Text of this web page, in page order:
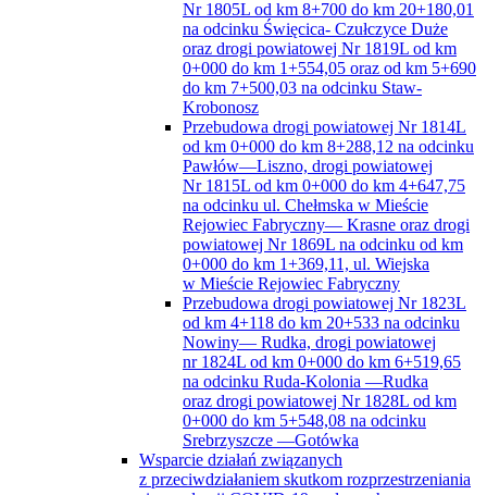
Nr 1805L od km 8+700 do km 20+180,01
na odcinku Święcica- Czułczyce Duże
oraz drogi powiatowej Nr 1819L od km
0+000 do km 1+554,05 oraz od km 5+690
do km 7+500,03 na odcinku Staw-
Krobonosz
Przebudowa drogi powiatowej Nr 1814L
od km 0+000 do km 8+288,12 na odcinku
Pawłów—Liszno, drogi powiatowej
Nr 1815L od km 0+000 do km 4+647,75
na odcinku ul. Chełmska w Mieście
Rejowiec Fabryczny— Krasne oraz drogi
powiatowej Nr 1869L na odcinku od km
0+000 do km 1+369,11, ul. Wiejska
w Mieście Rejowiec Fabryczny
Przebudowa drogi powiatowej Nr 1823L
od km 4+118 do km 20+533 na odcinku
Nowiny— Rudka, drogi powiatowej
nr 1824L od km 0+000 do km 6+519,65
na odcinku Ruda-Kolonia —Rudka
oraz drogi powiatowej Nr 1828L od km
0+000 do km 5+548,08 na odcinku
Srebrzyszcze —Gotówka
Wsparcie działań związanych
z przeciwdziałaniem skutkom rozprzestrzeniania